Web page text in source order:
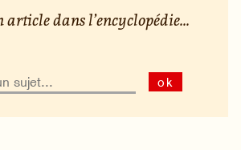
article dans l’encyclopédie...
ok